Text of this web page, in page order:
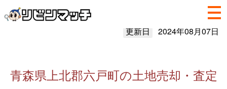
更新日 2024年08月07日
青森県上北郡六戸町の土地売却・査定